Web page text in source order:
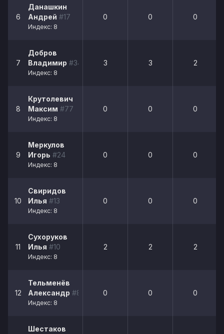
6
Данашкин
Андрей #17
Индекс: 8
0 0 0
7
Добров
Владимир #34
Индекс: 8
3 3 2
8
Крутолевич
Максим #77
Индекс: 8
0 0 0
9
Меркулов
Игорь #24
Индекс: 8
0 0 0
10
Свиридов
Илья #13
Индекс: 8
0 0 0
11
Сухоруков
Илья #10
Индекс: 8
2 2 2
12
Тельменёв
Александр #8
Индекс: 8
0 0 0
Шестаков